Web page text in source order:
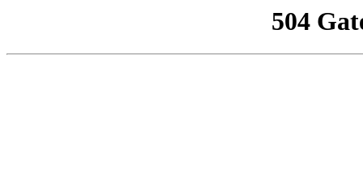
504